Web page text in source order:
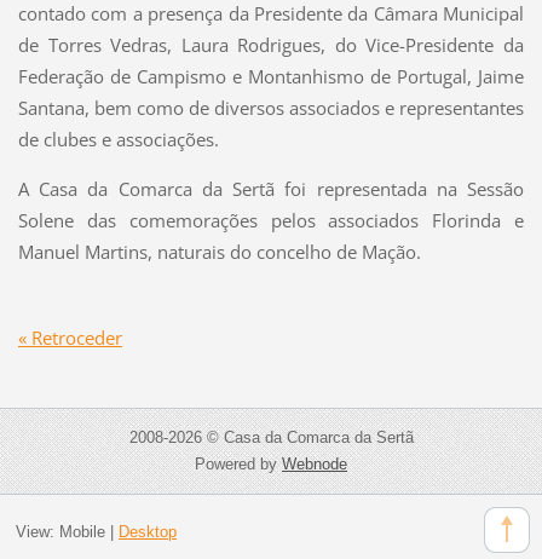
contado com a presença da Presidente da Câmara Municipal
de Torres Vedras, Laura Rodrigues, do Vice-Presidente da
Federação de Campismo e Montanhismo de Portugal, Jaime
Santana, bem como de diversos associados e representantes
de clubes e associações.
A Casa da Comarca da Sertã foi representada na Sessão
Solene das comemorações pelos associados Florinda e
Manuel Martins, naturais do concelho de Mação.
« Retroceder
2008-2026 © Casa da Comarca da Sertã
Powered byWebnode
View: Mobile| Desktop